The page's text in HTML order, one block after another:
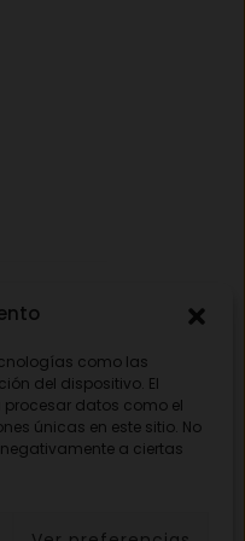
como las
del dispositivo. El
datos como el
únicas en este sitio. No
a ciertas